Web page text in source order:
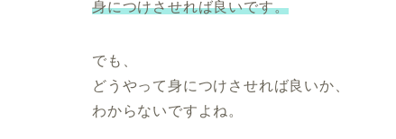
身につけさせれば良いです。
でも、
どうやって身につけさせれば良いか、
わからないですよね。